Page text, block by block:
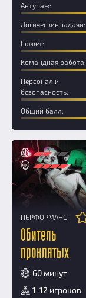
Антураж:
Логические задачи:
Сюжет:
Командная работа:
Персонал и
безопасность:
Общий балл:
ПЕРФОРМАНС
Обитель
проклятых
60 минут
1-12 игроков